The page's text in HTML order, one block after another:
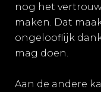
nog het
maken. Dat
ongelooflijk
mag doen.
Aan de andere